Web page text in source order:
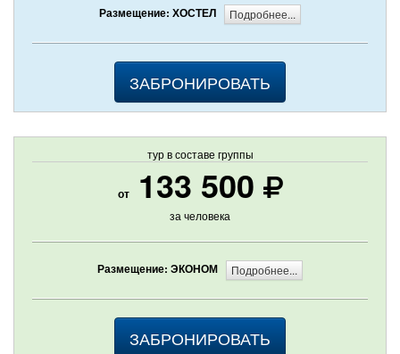
Размещение: ХОСТЕЛ Подробнее...
ЗАБРОНИРОВАТЬ
тур в составе группы
от133 500
за человека
Размещение: ЭКОНОМ Подробнее...
ЗАБРОНИРОВАТЬ